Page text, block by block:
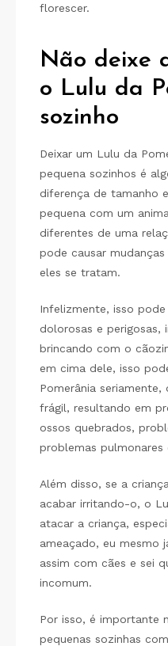
florescer.
Não deixe
o Lulu da
sozinho
Deixar um Lulu da
pequena sozinhos é
diferença de tamanho
pequena com um
diferentes de uma
pode causar
eles se tratam.
Infelizmente, isso
dolorosas e perigosas,
brincando com o
em cima dele, isso
Pomerânia
frágil, resultando em
ossos quebrados,
problemas pulmonares
Além disso, se a
acabar irritando-o, o
atacar a criança,
ameaçado, eu mesmo
assim com cães e sei
incomum.
Por isso, é importante
pequenas sozinhas